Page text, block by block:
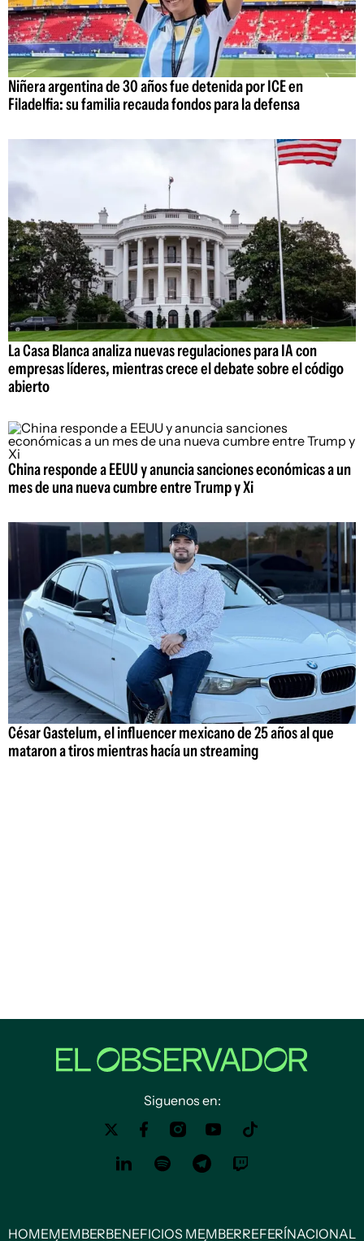
Niñera argentina de 30 años fue detenida por ICE en
Filadelfia: su familia recauda fondos para la defensa
La Casa Blanca analiza nuevas regulaciones para IA con
empresas líderes, mientras crece el debate sobre el código
abierto
China responde a EEUU y anuncia sanciones económicas a un
mes de una nueva cumbre entre Trump y Xi
César Gastelum, el influencer mexicano de 25 años al que
mataron a tiros mientras hacía un streaming
Siguenos en:
HOMEMEMBERBENEFICIOS MEMBERREFERÍNACIONAL